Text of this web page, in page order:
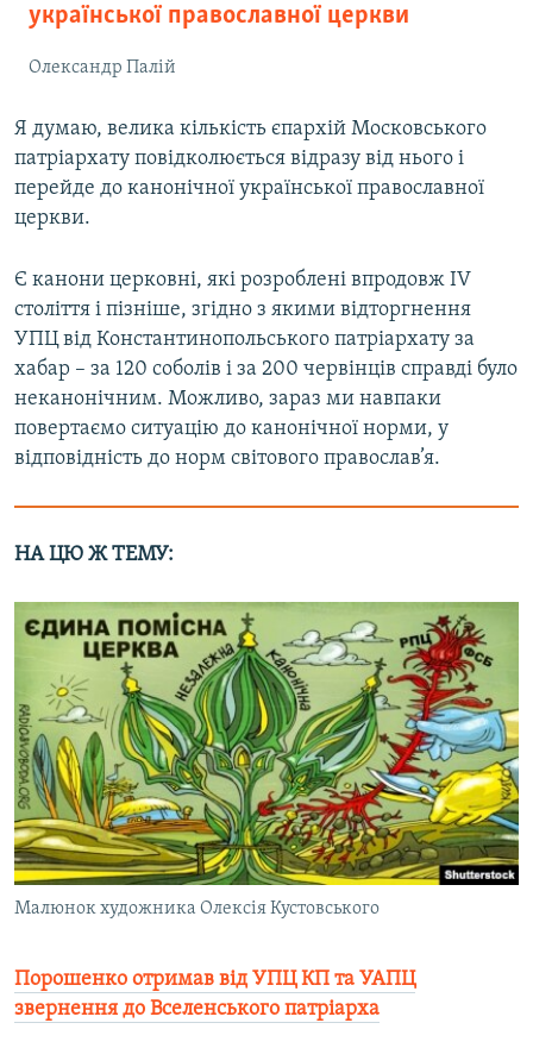
української православної церкви
Олександр Палій
Я думаю, велика кількість єпархій Московського
патріархату повідколюється відразу від нього і
перейде до канонічної української православної
церкви.
Є канони церковні, які розроблені впродовж IV
століття і пізніше, згідно з якими відторгнення
УПЦ від Константинопольського патріархату за
хабар – за 120 соболів і за 200 червінців справді було
неканонічним. Можливо, зараз ми навпаки
повертаємо ситуацію до канонічної норми, у
відповідність до норм світового православ’я.
НА ЦЮ Ж ТЕМУ:
Малюнок художника Олексія Кустовського
Порошенко отримав від УПЦ КП та УАПЦ
звернення до Вселенського патріарха​